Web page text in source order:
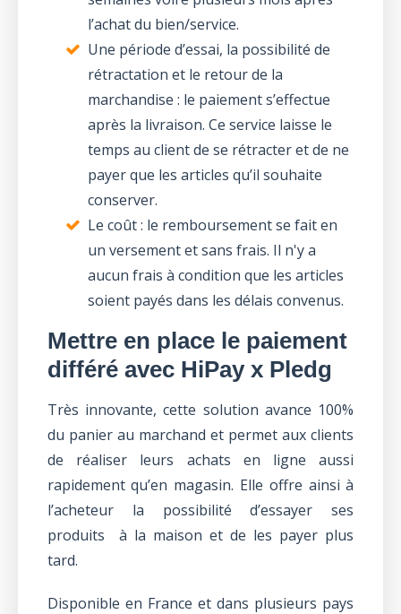
l’achat du bien/service.
Une période d’essai, la possibilité de
rétractation et le retour de la
marchandise : le paiement s’effectue
après la livraison. Ce service laisse le
temps au client de se rétracter et de ne
payer que les articles qu’il souhaite
conserver.
Le coût : le remboursement se fait en
un versement et sans frais. Il n'y a
aucun frais à condition que les articles
soient payés dans les délais convenus.
Mettre en place le paiement
différé avec HiPay x Pledg
Très innovante, cette solution avance 100%
du panier au marchand et permet aux clients
de réaliser leurs achats en ligne aussi
rapidement qu’en magasin. Elle offre ainsi à
l’acheteur la possibilité d’essayer ses
produits à la maison et de les payer plus
tard.
Disponible en France et dans plusieurs pays